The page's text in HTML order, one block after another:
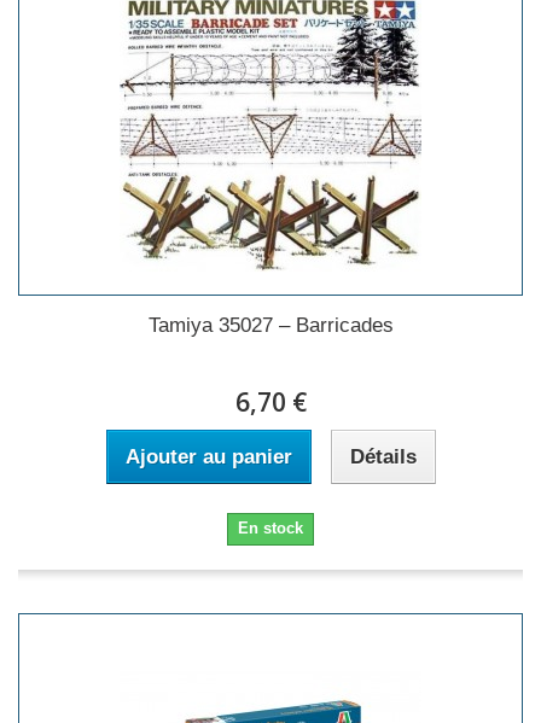
Tamiya 35027 – Barricades
6,70 €
Ajouter au panier Détails
En stock